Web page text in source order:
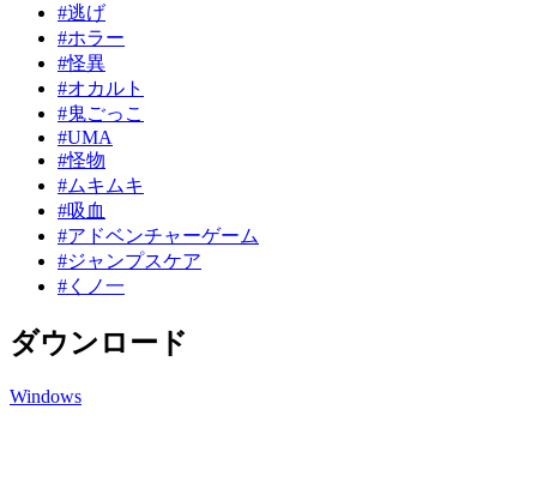
#逃げ
#ホラー
#怪異
#オカルト
#鬼ごっこ
#UMA
#怪物
#ムキムキ
#吸血
#アドベンチャーゲーム
#ジャンプスケア
#くノ一
ダウンロード
Windows